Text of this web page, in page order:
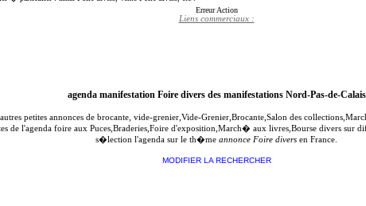
Erreur Action
Liens commerciaux :
agenda manifestation Foire divers des manifestations Nord-Pas-de-Calais
petites annonces de brocante, vide-grenier,Vide-Grenier,Brocante,Salon des
de l'agenda foire aux Puces,Braderies,Foire d'exposition,March� aux livres,Bourse divers sur
s�lection l'agenda sur le th�me annonce Foire divers en France.
MODIFIER LA RECHERCHER